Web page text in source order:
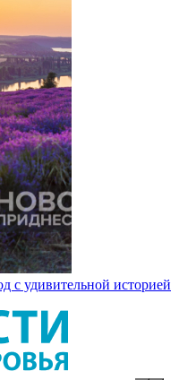
с удивительной историей